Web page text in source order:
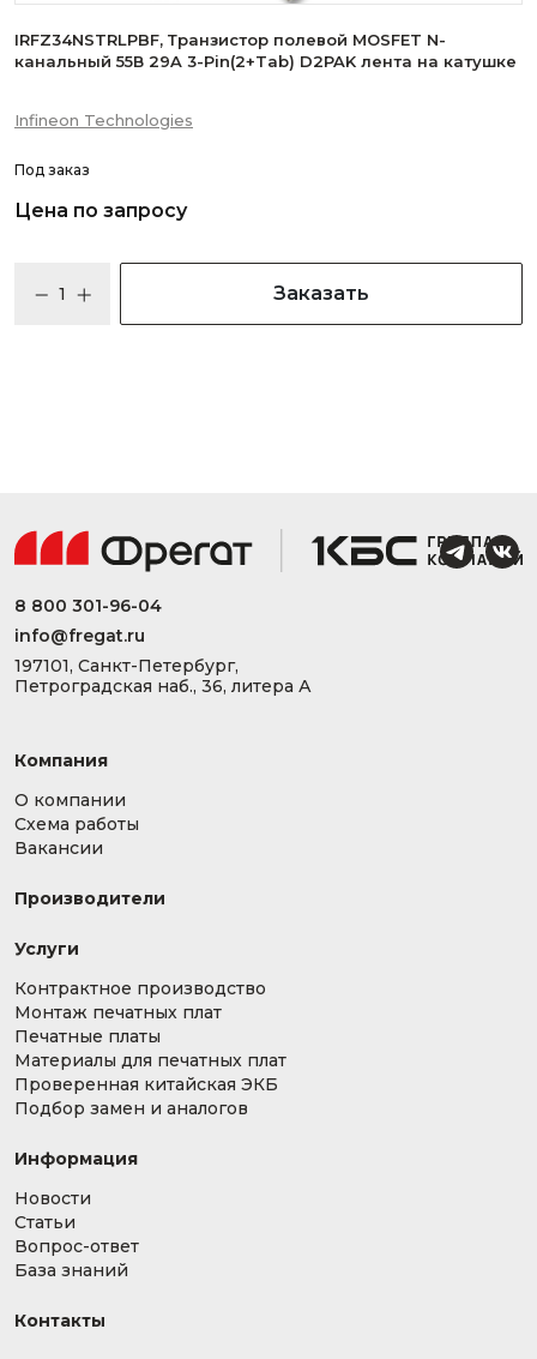
IRFZ34NSTRLPBF, Транзистор полевой MOSFET N-
канальный 55В 29A 3-Pin(2+Tab) D2PAK лента на катушке
Infineon Technologies
Под заказ
Цена по запросу
Заказать
8 800 301-96-04
info@fregat.ru
197101, Санкт-Петербург,
Петроградская наб., 36, литера А
Компания
О компании
Схема работы
Вакансии
Производители
Услуги
Контрактное производство
Монтаж печатных плат
Печатные платы
Материалы для печатных плат
Проверенная китайская ЭКБ
Подбор замен и аналогов
Информация
Новости
Статьи
Вопрос-ответ
База знаний
Контакты